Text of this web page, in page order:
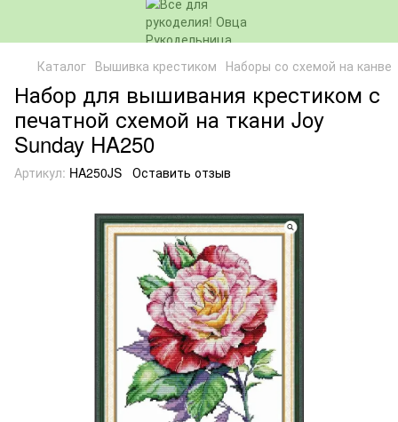
Каталог Вышивка крестиком Наборы со схемой на канве
Набор для вышивания крестиком с
печатной схемой на ткани Joy
Sunday HA250
Артикул: HA250JS Оставить отзыв